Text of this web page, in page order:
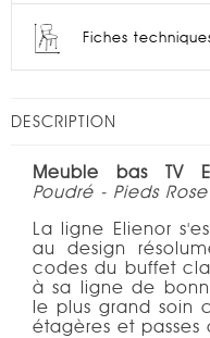
Fiches
DESCRIPTION
Meuble bas TV
Poudré - Pieds
La ligne Elienor
au design
codes du buffet
à sa ligne de
le plus grand soin
étagères et passes